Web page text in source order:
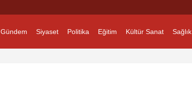
Gündem Siyaset Politika Eğitim Kültür Sanat Sağlık